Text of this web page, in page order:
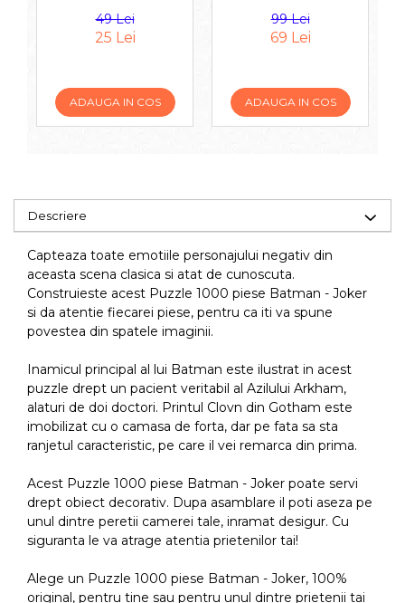
49 Lei
25 Lei
ADAUGA IN COS
99 Lei
69 Lei
ADAUGA IN COS
Descriere
Capteaza toate emotiile personajului negativ din
aceasta scena clasica si atat de cunoscuta.
Construieste acest Puzzle 1000 piese Batman - Joker
si da atentie fiecarei piese, pentru ca iti va spune
povestea din spatele imaginii.
Inamicul principal al lui Batman este ilustrat in acest
puzzle drept un pacient veritabil al Azilului Arkham,
alaturi de doi doctori. Printul Clovn din Gotham este
imobilizat cu o camasa de forta, dar pe fata sa sta
ranjetul caracteristic, pe care il vei remarca din prima.
Acest Puzzle 1000 piese Batman - Joker poate servi
drept obiect decorativ. Dupa asamblare il poti aseza pe
unul dintre peretii camerei tale, inramat desigur. Cu
siguranta le va atrage atentia prietenilor tai!
Alege un Puzzle 1000 piese Batman - Joker, 100%
original, pentru tine sau pentru unul dintre prietenii tai